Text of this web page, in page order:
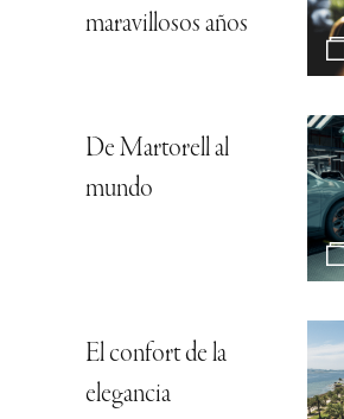
maravillosos años
De Martorell al
mundo
El confort de la
elegancia